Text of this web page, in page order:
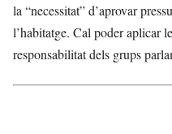
la “necessitat” d’aprovar
l’habitatge. Cal poder aplicar
responsabilitat dels grups